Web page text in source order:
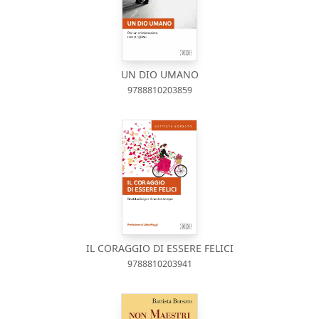
UN DIO UMANO
9788810203859
IL CORAGGIO DI ESSERE FELICI
9788810203941